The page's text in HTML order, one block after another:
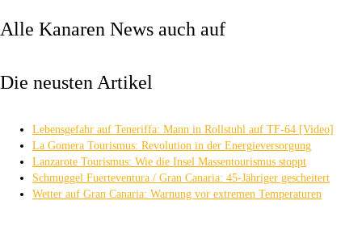
Alle Kanaren News auch auf
Die neusten Artikel
Lebensgefahr auf Teneriffa: Mann in Rollstuhl auf TF-64 [Video]
La Gomera Tourismus: Revolution in der Energieversorgung
Lanzarote Tourismus: Wie die Insel Massentourismus stoppt
Schmuggel Fuerteventura / Gran Canaria: 45-Jähriger gescheitert
Wetter auf Gran Canaria: Warnung vor extremen Temperaturen